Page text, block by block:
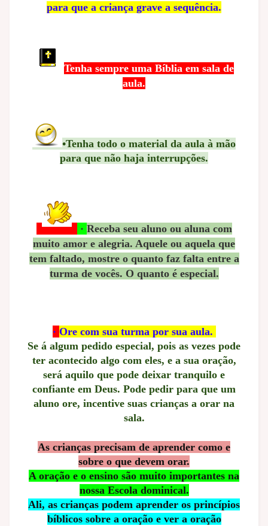
para que a criança grave a sequência.
Tenha sempre uma Bíblia em sala de
aula.
•Tenha todo o material da aula à mão
para que não haja interrupções.
· Receba seu aluno ou aluna com
muito amor e alegria. Aquele ou aquela que
tem faltado, mostre o quanto faz falta entre a
turma de vocês. O quanto é especial.
· Ore com sua turma por sua aula.
Se á algum pedido especial, pois as vezes pode
ter acontecido algo com eles, e a sua oração,
será aquilo que pode deixar tranquilo e
confiante em Deus. Pode pedir para que um
aluno ore, incentive suas crianças a orar na
sala.
As crianças precisam de aprender como e
sobre o que devem orar.
A oração e o ensino são muito importantes na
nossa Escola dominical.
Ali, as crianças podem aprender os princípios
bíblicos sobre a oração e ver a oração